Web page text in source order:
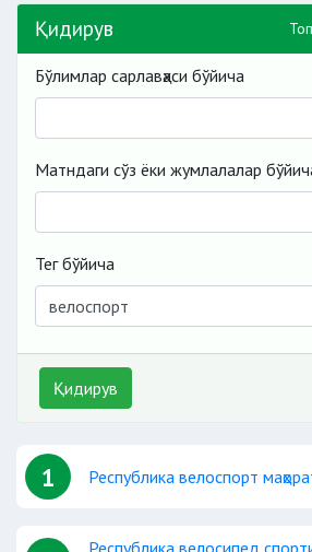
Қидирув
Бўлимлар сарлавҳаси бўйича
Матндаги сўз ёки жумлалалар
Тег бўйича
Қидирув
1 Республика велоспорт
Республика велосипед